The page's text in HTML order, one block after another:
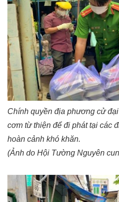
Chính quyền địa phương cử
cơm từ thiện để đi phát tại các
hoàn cảnh khó khăn.
(Ảnh do Hội Tường Nguyên